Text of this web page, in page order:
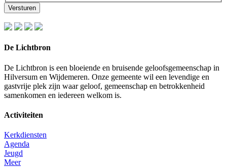
De Lichtbron
De Lichtbron is een bloeiende en bruisende geloofsgemeenschap in
Hilversum en Wijdemeren. Onze gemeente wil een levendige en
gastvrije plek zijn waar geloof, gemeenschap en betrokkenheid
samenkomen en iedereen welkom is.
Activiteiten
Kerkdiensten
Agenda
Jeugd
Meer